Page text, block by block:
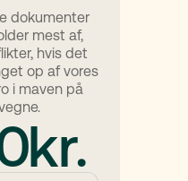
dokumenter
mest af,
hvis det
op af vores
i maven på
kr.